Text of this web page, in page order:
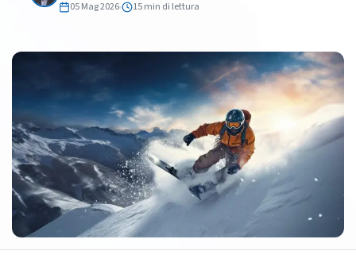
05 Mag 2026
15 min di lettura